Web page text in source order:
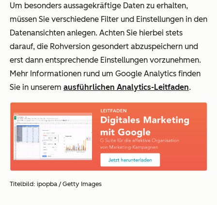
Um besonders aussagekräftige Daten zu erhalten,
müssen Sie verschiedene Filter und Einstellungen in den
Datenansichten anlegen. Achten Sie hierbei stets
darauf, die Rohversion gesondert abzuspeichern und
erst dann entsprechende Einstellungen vorzunehmen.
Mehr Informationen rund um Google Analytics finden
Sie in unserem ausführlichen Analytics-Leitfaden.
Titelbild: ipopba / Getty Images